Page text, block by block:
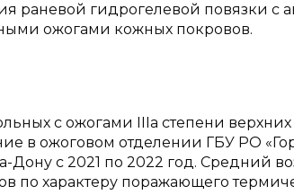
раневой гидрогелевой повязки с
ожогами кожных покровов.
с ожогами IIIa cтепени
в ожоговом отделении ГБУ РО
с 2021 по 2022 год. Средний
по характеру поражающего